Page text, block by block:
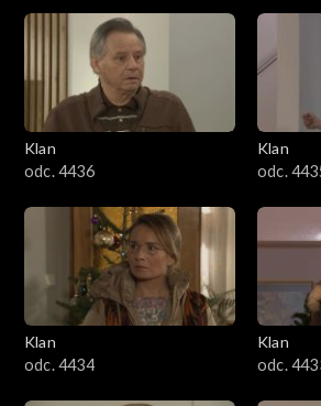
Klan
odc. 4436
Klan
odc.
Klan
odc. 4434
Klan
odc.